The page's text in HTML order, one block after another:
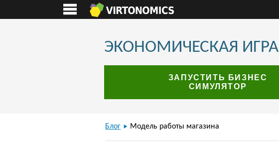
ЭКОНОМИЧЕСКАЯ ИГРА
ЗАПУСТИТЬ БИЗНЕС
СИМУЛЯТОР
Блог Модель работы магазина